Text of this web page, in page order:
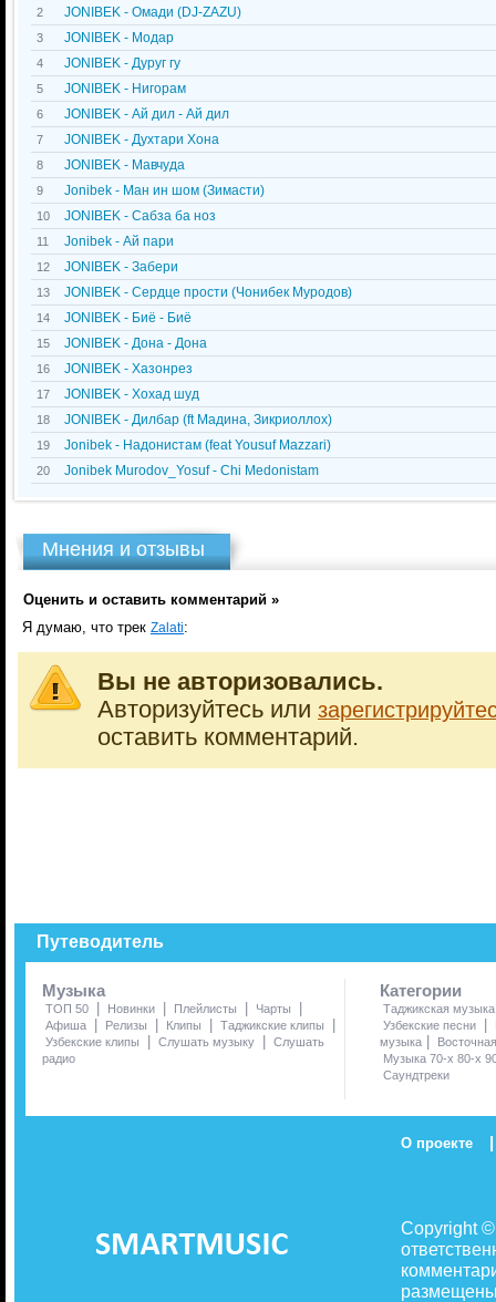
2 JONIBEK - Омади (DJ-ZAZU)
3 JONIBEK - Модар
4 JONIBEK - Дуруг гу
5 JONIBEK - Нигорам
6 JONIBEK - Ай дил - Ай дил
7 JONIBEK - Духтари Хона
8 JONIBEK - Мавчуда
9 Jonibek - Ман ин шом (Зимасти)
10 JONIBEK - Сабза ба ноз
11 Jonibek - Ай пари
12 JONIBEK - Забери
13 JONIBEK - Сердце прости (Чонибек Муродов)
14 JONIBEK - Биё - Биё
15 JONIBEK - Дона - Дона
16 JONIBEK - Хазонрез
17 JONIBEK - Хохад шуд
18 JONIBEK - Дилбар (ft Мадина, Зикриоллох)
19 Jonibek - Надонистам (feat Yousuf Mazzari)
20 Jonibek Murodov_Yosuf - Chi Medonistam
Мнения и отзывы
Оценить и оставить комментарий »
Я думаю, что трек Zalati:
Вы не авторизовались.
Авторизуйтесь или
оставить комментарий.
Путеводитель
Музыка
ТОП 50 | Новинки | Плейлисты | Чарты |
Афиша | Релизы | Клипы | Таджикские клипы |
Узбекские клипы | Слушать музыку | Слушать
радио
Категории
Таджикская музыка
Узбекские песни
|
музыка |
Музыка 70-х 80-х
Саундтреки
О проекте |
Copyright
размещены